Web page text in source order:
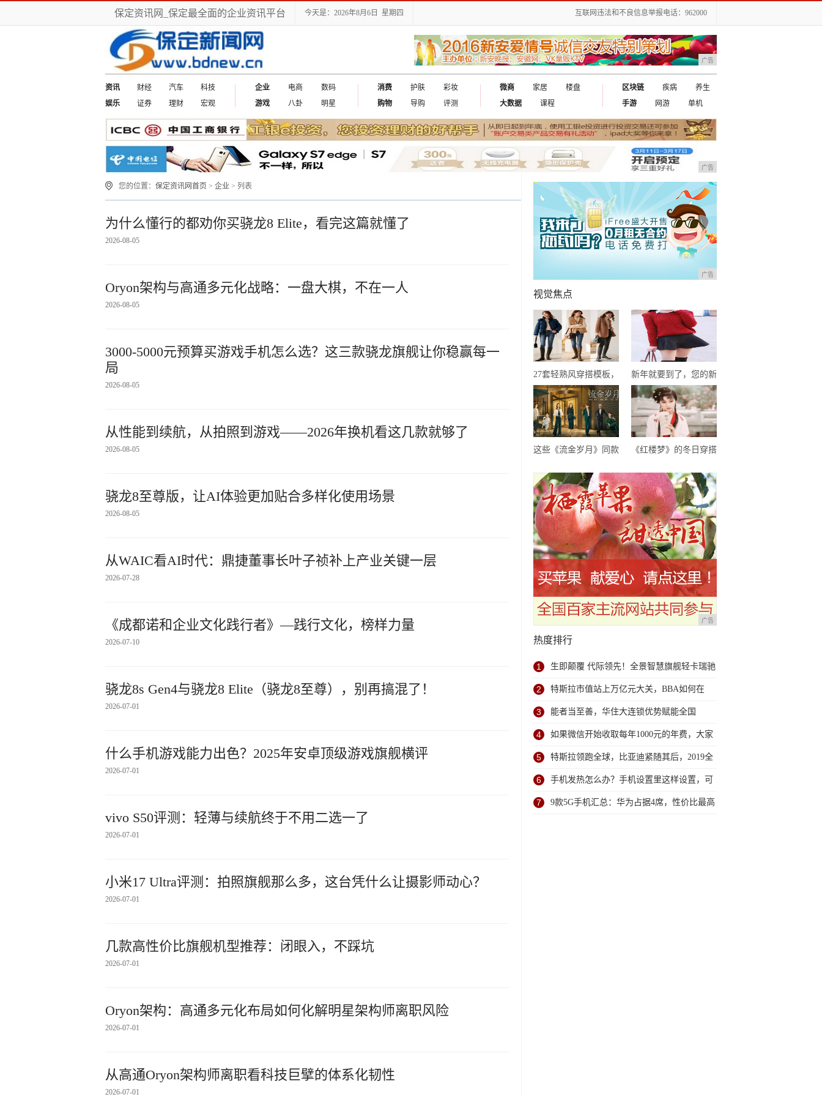
保定资讯网_保定最全面的企业资讯平台 今天是：2026年8月6日 星期四 互联网违法和不良信息举报电话：962000
广告
资讯 财经 汽车
科技
娱乐
证券 理财 宏观
企业 电商
数码
游戏
八卦 明星
消费 护肤
彩妆
购物
导购 评测
微商 家居
楼盘
大数据
课程
出国
区块链 疾病
养生
手游
网游 单机
广告
您的位置： 保定资讯网首页 > 企业 > 列表
为什么懂行的都劝你买骁龙8 Elite，看完这篇就懂了
2026-08-05
Oryon架构与高通多元化战略：一盘大棋，不在一人
2026-08-05
3000-5000元预算买游戏手机怎么选？这三款骁龙旗舰让你稳赢每一
局
2026-08-05
从性能到续航，从拍照到游戏——2026年换机看这几款就够了
2026-08-05
骁龙8至尊版，让AI体验更加贴合多样化使用场景
2026-08-05
从WAIC看AI时代：鼎捷董事长叶子祯补上产业关键一层
2026-07-28
《成都诺和企业文化践行者》—践行文化，榜样力量
2026-07-10
骁龙8s Gen4与骁龙8 Elite（骁龙8至尊），别再搞混了！
2026-07-01
什么手机游戏能力出色？2025年安卓顶级游戏旗舰横评
2026-07-01
vivo S50评测：轻薄与续航终于不用二选一了
2026-07-01
小米17 Ultra评测：拍照旗舰那么多，这台凭什么让摄影师动心？
2026-07-01
几款高性价比旗舰机型推荐：闭眼入，不踩坑
2026-07-01
Oryon架构：高通多元化布局如何化解明星架构师离职风险
2026-07-01
从高通Oryon架构师离职看科技巨擘的体系化韧性
2026-07-01
广告
视觉焦点
27套轻熟风穿搭模板，
基础款也能简约不单
调，冬末初春就这样穿
新年就要到了，您的新
年服饰准备好了吗？
这些《流金岁月》同款
了
《红楼梦》的冬日穿搭
美，拿走不客气
广告
热度排行
1 生即颠覆 代际领先！全景智慧旗舰轻卡瑞驰
C9正式上市
2 特斯拉市值站上万亿元大关，BBA如何在
“自动驾驶”上做空它？
3 能者当至善，华住大连锁优势赋能全国
战"疫"
4 如果微信开始收取每年1000元的年费，大家
还会不会使用微信？
5 特斯拉领跑全球，比亚迪紧随其后，2019全
球销量大一览
6 手机发热怎么办？手机设置里这样设置，可
以减少手机发热
7 9款5G手机汇总：华为占据4席，性价比最高